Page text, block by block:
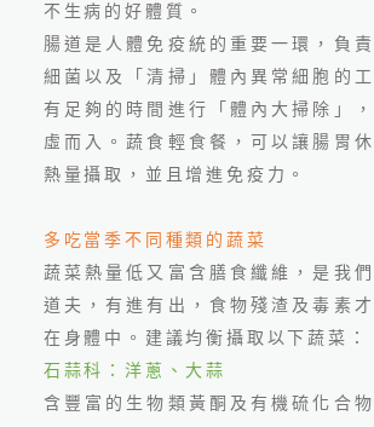
線上預約
2026.06.24
鴻誠院長：看懂健檢盲點
不生病的好體質。
腸道是人體免疫統的重要一環，負
細菌以及「清掃」體內異常細胞的
有足夠的時間進行「體內大掃除」
虛而入。蔬食輕食餐，可以讓腸胃
熱量攝取，並且增進免疫力。
多吃當季不同種類的蔬菜
蔬菜熱量低又富含膳食纖維，是我
道夫，有進有出，食物殘渣及毒素
在身體中。建議均衡攝取以下蔬菜：
石蒜科：洋蔥、大蒜
含豐富的生物類黃酮及有機硫化合